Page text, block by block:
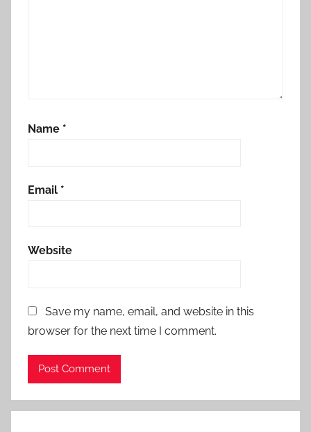
Name *
Email *
Website
Save my name, email, and website in this
browser for the next time I comment.